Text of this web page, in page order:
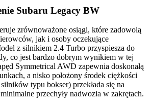
Subaru Legacy BW
zrównoważone osiągi, które zadowolą
jak i osoby oczekujące
z silnikiem 2.4 Turbo przyspiesza do
co jest bardzo dobrym wynikiem w tej
Symmetrical AWD zapewnia doskonałą
a nisko położony środek ciężkości
typu bokser) przekłada się na
przechyły nadwozia w zakrętach.